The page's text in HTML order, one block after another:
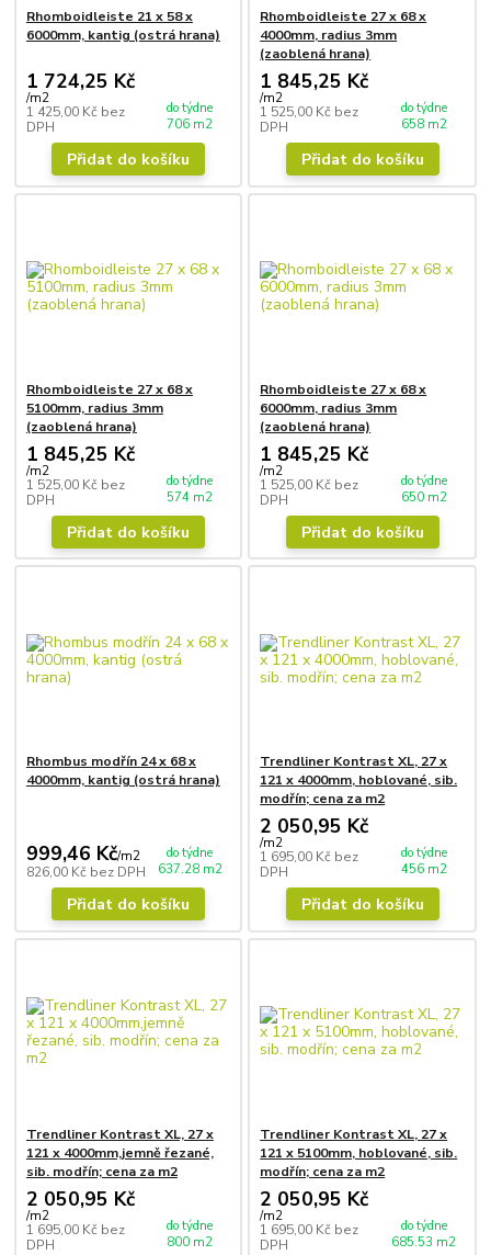
Rhomboidleiste 21 x 58 x
6000mm, kantig (ostrá hrana)
1 724,25 Kč
/m2
1 425,00 Kč bez
DPH
do týdne
706 m2
Přidat do košíku
Rhomboidleiste 27 x 68 x
4000mm, radius 3mm
(zaoblená hrana)
1 845,25 Kč
/m2
1 525,00 Kč bez
DPH
do týdne
658 m2
Přidat do košíku
Rhomboidleiste 27 x 68 x
5100mm, radius 3mm
(zaoblená hrana)
1 845,25 Kč
/m2
1 525,00 Kč bez
DPH
do týdne
574 m2
Přidat do košíku
Rhomboidleiste 27 x 68 x
6000mm, radius 3mm
(zaoblená hrana)
1 845,25 Kč
/m2
1 525,00 Kč bez
DPH
do týdne
650 m2
Přidat do košíku
Rhombus modřín 24 x 68 x
4000mm, kantig (ostrá hrana)
999,46 Kč/m2
826,00 Kč bez DPH
do týdne
637.28 m2
Přidat do košíku
Trendliner Kontrast XL, 27 x
121 x 4000mm, hoblované, sib.
modřín; cena za m2
2 050,95 Kč
/m2
1 695,00 Kč bez
DPH
do týdne
456 m2
Přidat do košíku
Trendliner Kontrast XL, 27 x
121 x 4000mm,jemně řezané,
sib. modřín; cena za m2
2 050,95 Kč
/m2
1 695,00 Kč bez
DPH
do týdne
800 m2
Trendliner Kontrast XL, 27 x
121 x 5100mm, hoblované, sib.
modřín; cena za m2
2 050,95 Kč
/m2
1 695,00 Kč bez
DPH
do týdne
685.53 m2